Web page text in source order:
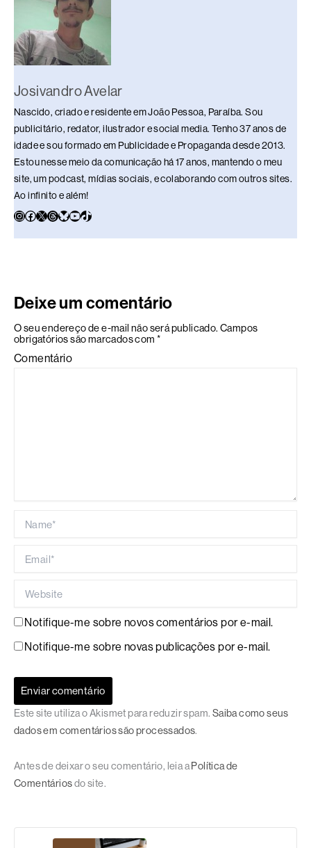
Josivandro Avelar
Nascido, criado e residente em João Pessoa, Paraíba. Sou
publicitário, redator, ilustrador e social media. Tenho 37 anos de
idade e sou formado em Publicidade e Propaganda desde 2013.
Estou nesse meio da comunicação há 17 anos, mantendo o meu
site, um podcast, mídias sociais, e colaborando com outros sites.
Ao infinito e além!
Deixe um comentário
O seu endereço de e-mail não será publicado. Campos
obrigatórios são marcados com *
Comentário
Notifique-me sobre novos comentários por e-mail.
Notifique-me sobre novas publicações por e-mail.
Este site utiliza o Akismet para reduzir spam. Saiba como seus
dados em comentários são processados.
Antes de deixar o seu comentário, leia a Política de
Comentáriosdo site.